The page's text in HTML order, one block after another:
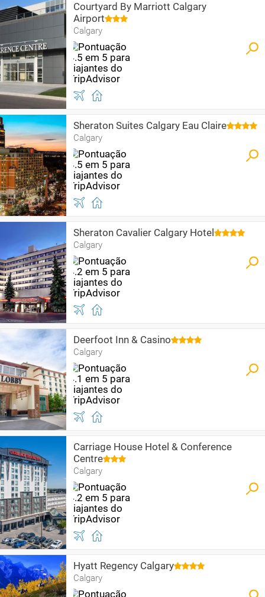
Courtyard By Marriott Calgary
Airport
Calgary
Sheraton Suites Calgary Eau Claire
Calgary
Sheraton Cavalier Calgary Hotel
Calgary
Deerfoot Inn & Casino
Calgary
Carriage House Hotel & Conference
Centre
Calgary
Hyatt Regency Calgary
Calgary